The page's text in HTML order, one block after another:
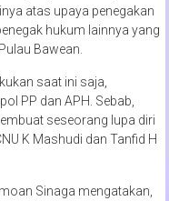
atas upaya penegakan
hukum lainnya yang
Bawean.
saat ini saja,
PP dan APH. Sebab,
seseorang lupa diri
K Mashudi dan Tanfid H
Sinaga mengatakan,